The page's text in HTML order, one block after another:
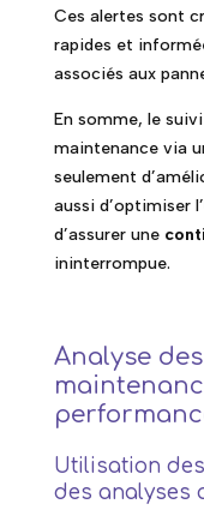
Ces alertes sont
rapides et
associés aux
En somme, le
maintenance via
seulement
aussi d’optimiser
d’assurer une
ininterrompue.
Analyse
Utilisation
des analyses